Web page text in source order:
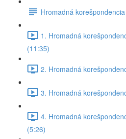
Hromadná
1. Hromadná
(11:35)
2. Hromadná
3. Hromadná
4. Hromadná
(5:26)